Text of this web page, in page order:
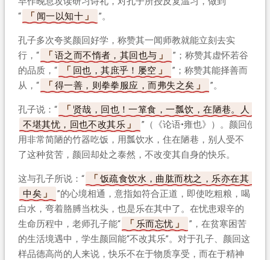
“
闻一以知十 ”。
孔子多次夸奖颜回好学，称赞其一闻师教就能立刻去实
行，“
语之而不惰者，其回也与
”；称赞其虚怀若谷
的品质，“
回也，其庶乎！屡空
”；称赞其能择善而
从，“
得一善，则拳拳服应，而弗失之矣 ”。
孔子说：“
贤哉，回也！一箪食，一瓢饮，在陋巷。人
不堪其忧，回也不改其乐
”（《论语•雍也》）。颜回使
用非常简陋的竹器吃饭，用瓢饮水，住在陋巷，别人受不
了这种贫苦，颜回却处之泰然，不改变其自身的快乐。
这与孔子所说：“
饭疏食饮水，曲肱而枕之，乐亦在其
中矣
”的心境相通，意指如符合正道，即使吃粗粮，喝
白水，弯着胳膊当枕头，也是乐在其中了。在忧患艰辛的
生命历程中，老师孔子能“
乐而忘忧
”，在贫寒困苦
的生活境遇中，学生颜回能“不改其乐”。对于孔子、颜回这
样品德高尚的人来说，快乐不在于物质享受，而在于精神